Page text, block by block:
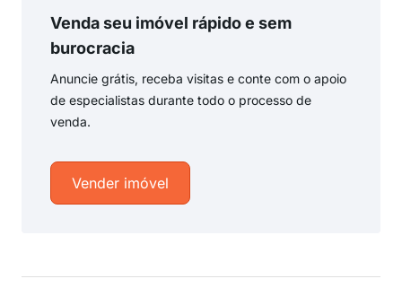
Venda seu imóvel rápido e sem
burocracia
Anuncie grátis, receba visitas e conte com o apoio
de especialistas durante todo o processo de
venda.
Vender imóvel